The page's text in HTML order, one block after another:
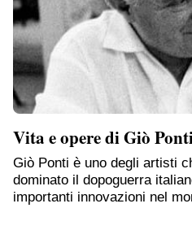
Vita e opere di Giò
Giò Ponti è uno degli artisti
dominato il dopoguerra
importanti innovazioni nel